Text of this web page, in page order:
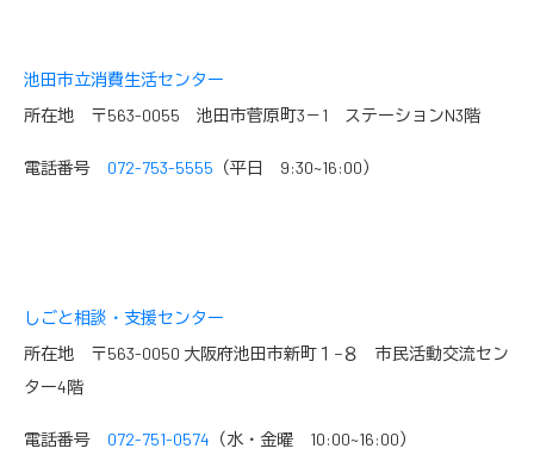
池田市立消費生活センター
所在地 〒563-0055 池田市菅原町3－1 ステーションN3階
電話番号 072-753-5555 （平日 9:30~16:00）
しごと相談・支援センター
所在地 〒563-0050 大阪府池田市新町１−８ 市民活動交流セン
ター4階
電話番号 072-751-0574 （水・金曜 10:00~16:00）